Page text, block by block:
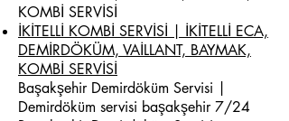
KOMBİ SERVİSİ
İKİTELLİ KOMBİ SERVİSİ | İKİTELLİ ECA,
DEMİRDÖKÜM, VAİLLANT, BAYMAK,
KOMBİ SERVİSİ
Başakşehir Demirdöküm Servisi |
Demirdöküm servisi başakşehir 7/24